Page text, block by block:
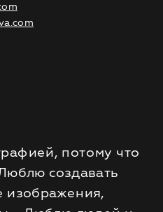
потому что
создавать
изображения,